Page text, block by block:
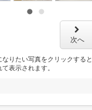
次へ
りたい写真をクリックすると
表示されます。